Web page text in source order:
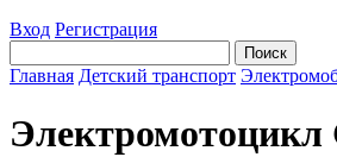
Вход Регистрация
Главная Детский транспорт
Электромотоцикл